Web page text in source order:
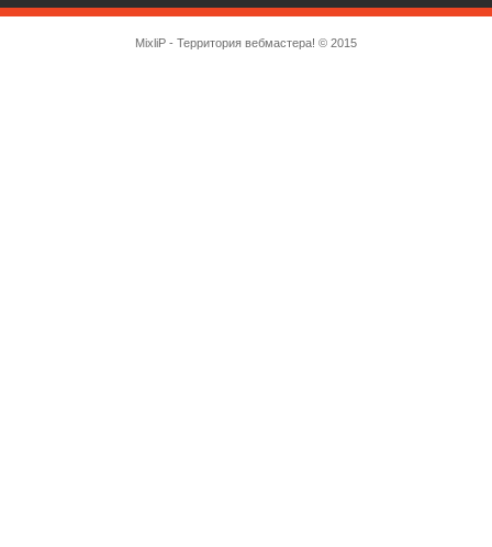
MixliP - Территория вебмастера! © 2015